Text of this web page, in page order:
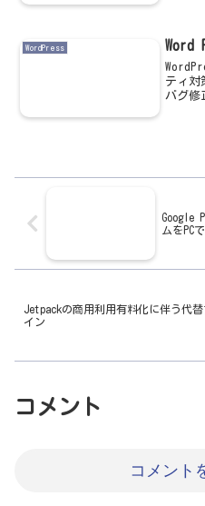
発見
に反
WordPress Word
ティ対
バグ修
ート
Google
ムをPC
Jetpackの商用利用有料化に伴う代
イン
コメント
コメント